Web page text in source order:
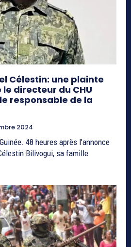
Célestin: une plainte
directeur du CHU
responsable de la
2024
48 heures après l’annonce
Bilivogui, sa famille